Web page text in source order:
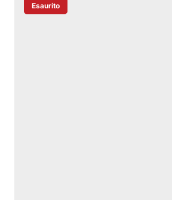
Etichetta Del Prodotto:
Esaurito